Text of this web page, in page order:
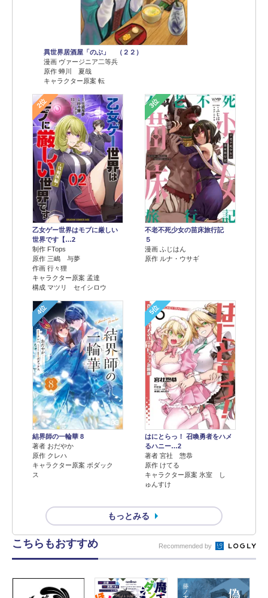
異世界居酒屋「のぶ」 （２２）
漫画 ヴァージニア二等兵
原作 蝉川 夏哉
キャラクター原案 転
2位
乙女ゲー世界はモブに厳しい
世界です【…2
制作 FTops
原作 三嶋 与夢
作画 行々狸
キャラクター原案 孟達
構成 マツリ セイシロウ
3位
不老不死少女の苗床旅行記
５
漫画 ふじはん
原作 ルナ・ウサギ
4位
結界師の一輪華 8
著者 おだやか
原作 クレハ
キャラクター原案 ボダック
ス
5位
はにとらっ！ 召喚勇者をハメ
るハニー…2
著者 宮社 惣恭
原作 けてる
キャラクター原案 氷室 し
ゅんすけ
もっとみる
こちらもおすすめ Recommended by